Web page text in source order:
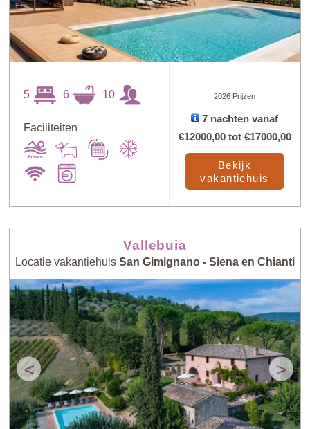
5 6 10
Faciliteiten
2026 Prijzen
7 nachten vanaf
€12000,00tot €17000,00
Bekijk
vakantiehuis
Vallebuia
Locatie vakantiehuis San Gimignano - Siena en Chianti
< >